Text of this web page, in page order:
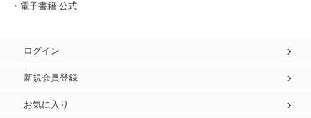
・電子書籍 公式
ログイン
新規会員登録
お気に入り